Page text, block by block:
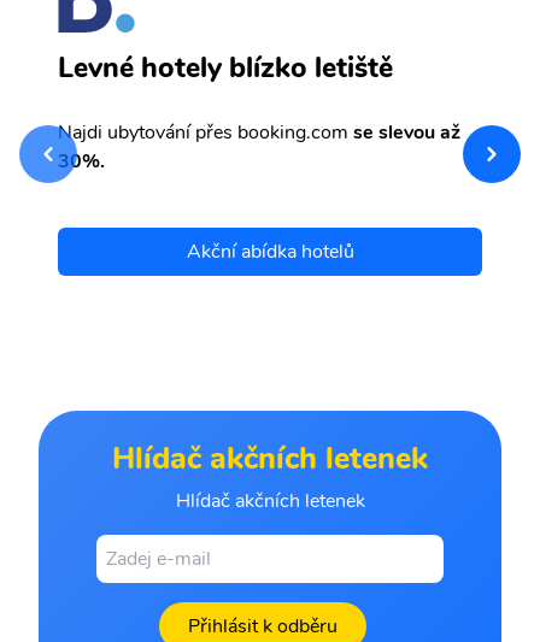
Levné hotely blízko letiště
Najdi ubytování přes booking.com se slevou až
30%.
Akční abídka hotelů
Hlídač akčních letenek
Hlídač akčních letenek
Přihlásit k odběru